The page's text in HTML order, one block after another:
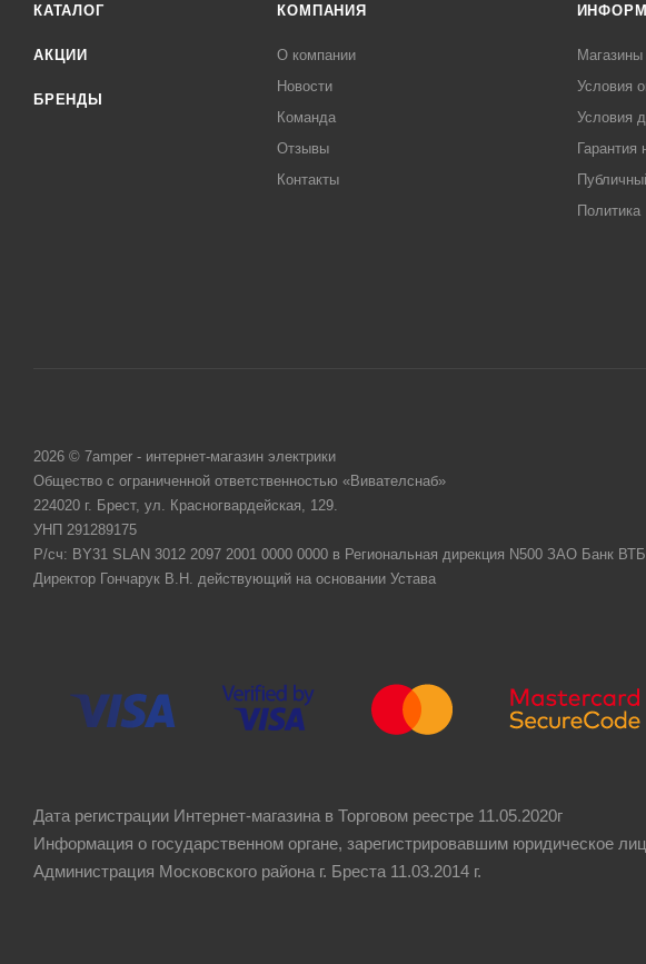
КАТАЛОГ
АКЦИИ
БРЕНДЫ
КОМПАНИЯ
О компании
Новости
Команда
Отзывы
Контакты
Магазины
Условия
Условия
Гарантия
Политика
2026 © 7amper - интернет-магазин электрики
Общество с ограниченной ответственностью «Вивателснаб»
224020 г. Брест, ул. Красногвардейская, 129.
УНП 291289175
Р/сч: BY31 SLAN 3012 2097 2001 0000 0000 в Региональная дирекция N500 ЗАО Банк
Директор Гончарук В.Н. действующий на основании Устава
Дата регистрации Интернет-магазина в Торговом реестре 11.05.2020г
Информация о государственном органе, зарегистрировавшим юридическое
Администрация Московского района г. Бреста 11.03.2014 г.